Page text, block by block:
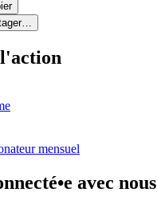
mensuel
avec nous